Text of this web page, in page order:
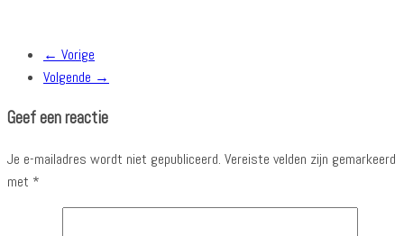
← Vorige
Volgende →
Geef een reactie
Je e-mailadres wordt niet gepubliceerd. Vereiste velden zijn gemarkeerd
met *